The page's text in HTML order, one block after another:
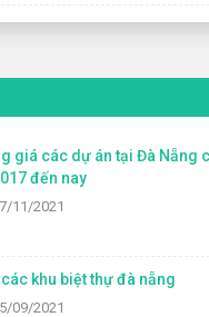
giá các dự án tại Đà Nẵng
đến nay
11/2021
các khu biệt thự đà nẵng
09/2021